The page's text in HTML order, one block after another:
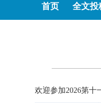
首页 全文投
欢迎参加2026第十